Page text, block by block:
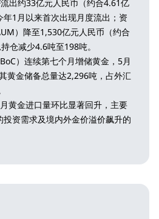
出约33亿元人民币（约合4.61亿
年1月以来首次出现月度流出；资
）降至1,530亿元人民币（约合
仓减少4.6吨至198吨。
）连续第七个月增储黄金，5月
黄金储备总量达2,296吨，占外汇
黄金进口量环比显著回升，主要
投资需求及境内外金价溢价飙升的